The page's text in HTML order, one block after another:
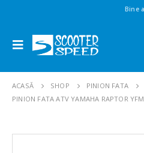
Bine
ACASĂ SHOP
PINION FATA
PINION FATA ATV YAMAHA RAPTOR